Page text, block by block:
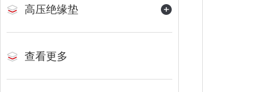
高压绝缘垫
查看更多